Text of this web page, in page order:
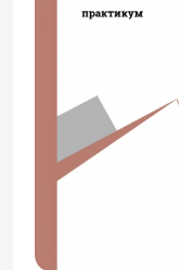
«Краткий
молодёжи
часто
телефону.
онлайн-